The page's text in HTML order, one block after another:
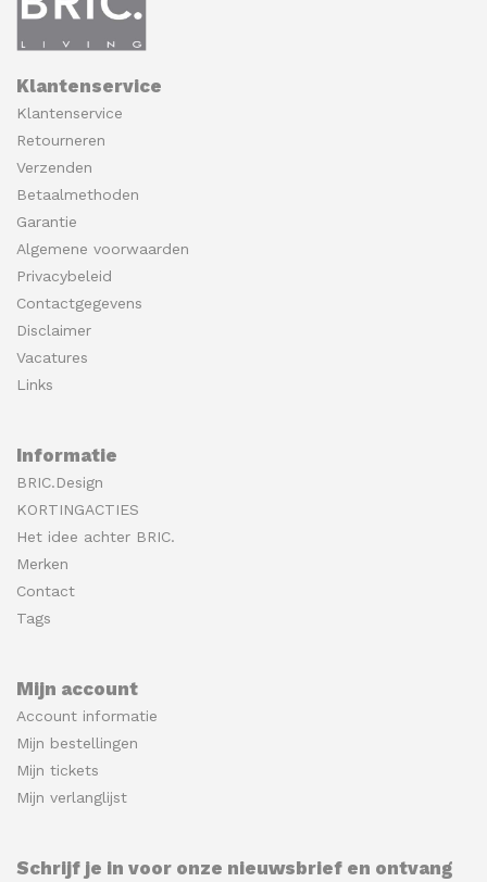
Klantenservice
Klantenservice
Retourneren
Verzenden
Betaalmethoden
Garantie
Algemene voorwaarden
Privacybeleid
Contactgegevens
Disclaimer
Vacatures
Links
Informatie
BRIC.Design
KORTINGACTIES
Het idee achter BRIC.
Merken
Contact
Tags
Mijn account
Account informatie
Mijn bestellingen
Mijn tickets
Mijn verlanglijst
Schrijf je in voor onze nieuwsbrief en ontvang